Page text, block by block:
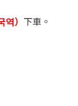
） 下車。